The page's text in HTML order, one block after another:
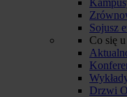
Sojusz
Co się
Drzwi